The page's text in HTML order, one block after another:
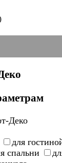
Деко
для
спальни